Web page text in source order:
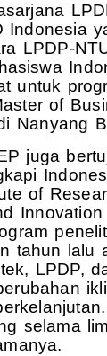
Indonesia
LPDP-
untuk
of
Nanyang
juga
of
Innovation
tahun lalu
LPDP,
selama